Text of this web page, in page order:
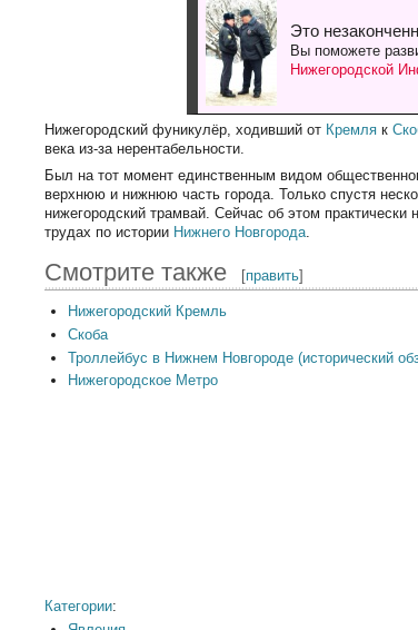
Это
Вы поможете
Нижегородской
Нижегородский фуникулёр, ходивший от Кремля к
века из-за нерентабельности.
Был на тот момент единственным видом
верхнюю и нижнюю часть города. Только спустя
нижегородский трамвай. Сейчас об этом
трудах по истории Нижнего Новгорода
Смотрите также [править]
Нижегородский Кремль
Скоба
Троллейбус в Нижнем Новгороде (исторический
Нижегородское Метро
Категории: